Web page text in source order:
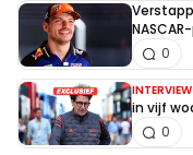
0
INTERVIEW
in vijf
0